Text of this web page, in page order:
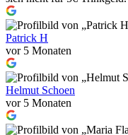
Patrick H
vor 5 Monaten
Helmut Schoen
vor 5 Monaten